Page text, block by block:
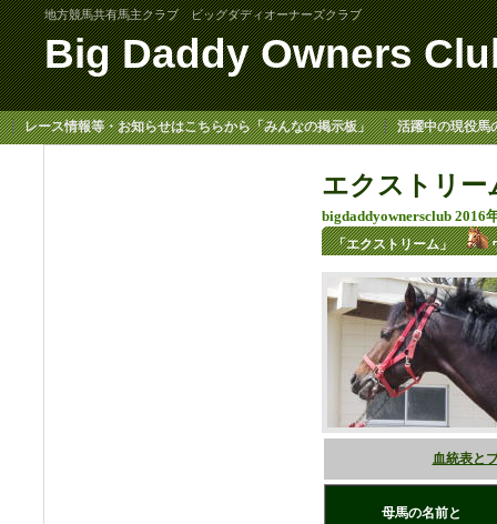
地方競馬共有馬主クラブ ビッグダディオーナーズクラブ
Big Daddy Owners
レース情報等・お知らせはこちらから「みんなの掲示板」 活躍中の現役馬
エクストリ
bigdaddyownersclub 2016
「エクストリーム」
血統表と
母馬の名前と